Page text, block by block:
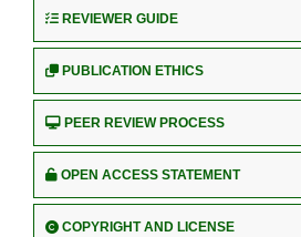
REVIEWER GUIDE
PUBLICATION ETHICS
PEER REVIEW PROCESS
OPEN ACCESS STATEMENT
COPYRIGHT AND LICENSE